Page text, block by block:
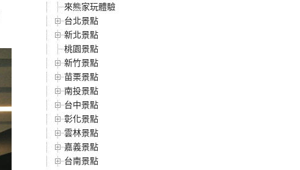
來熊家玩體驗
台北景點
新北景點
桃園景點
新竹景點
苗栗景點
南投景點
台中景點
彰化景點
雲林景點
嘉義景點
台南景點